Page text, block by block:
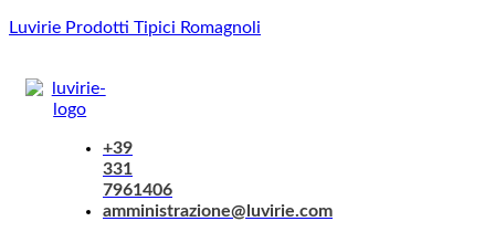
Luvirie Prodotti Tipici Romagnoli
+39
331
7961406
amministrazione@luvirie.com